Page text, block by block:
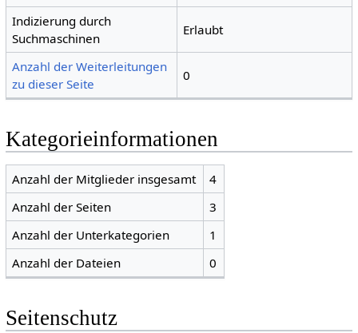
Indizierung durch
Suchmaschinen
Erlaubt
Anzahl der Weiterleitungen
zu dieser Seite
0
Kategorieinformationen
Anzahl der Mitglieder insgesamt
4
Anzahl der Seiten
3
Anzahl der Unterkategorien
1
Anzahl der Dateien
0
Seitenschutz